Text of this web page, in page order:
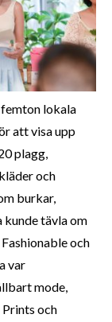
femton lokala
att visa upp
plagg,
och
burkar,
kunde tävla om
och
var
mode,
och